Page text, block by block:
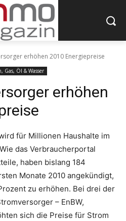
erhöhen 2010 Energiepreise
Gas, Öl & Wasser
erhöhen
für Millionen Haushalte im
das Verbraucherportal
haben bislang 184
Monate 2010 angekündigt,
zu erhöhen. Bei drei der
– EnBW,
sich die Preise für Strom